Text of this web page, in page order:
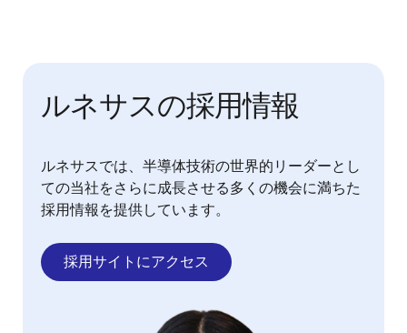
ルネサスの採用情報
ルネサスでは、半導体技術の世界的リーダーとし
ての当社をさらに成長させる多くの機会に満ちた
採用情報を提供しています。
採用サイトにアクセス